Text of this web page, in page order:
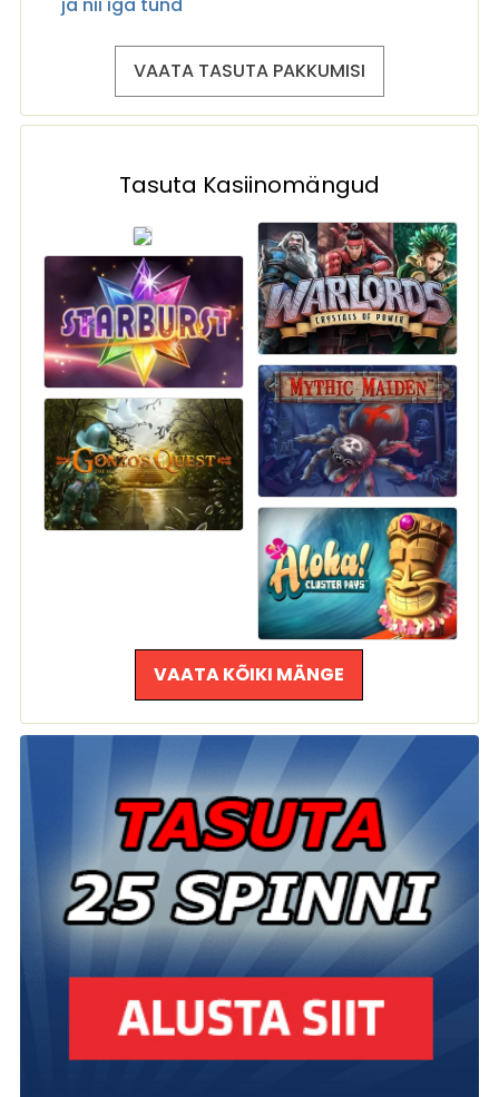
VAATA TASUTA PAKKUMISI
Tasuta Kasiinomängud
VAATA KÕIKI MÄNGE